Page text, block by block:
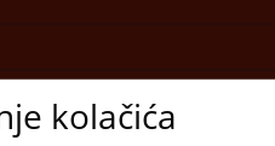
kolačića